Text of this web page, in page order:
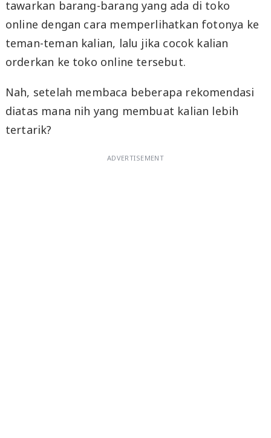
tawarkan barang-barang yang ada di toko
online dengan cara memperlihatkan fotonya ke
teman-teman kalian, lalu jika cocok kalian
orderkan ke toko online tersebut.
Nah, setelah membaca beberapa rekomendasi
diatas mana nih yang membuat kalian lebih
tertarik?
ADVERTISEMENT